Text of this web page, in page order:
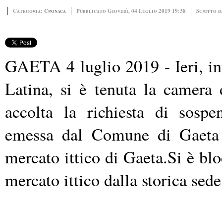
Categoria: Cronaca Pubblicato Giovedì, 04 Luglio 2019 19:38 Scritto
GAETA 4 luglio 2019 - Ieri,
Latina, si è tenuta la
accolta la richiesta di
emessa dal Comune di
mercato ittico di Gaeta.Si è
mercato ittico dalla storica